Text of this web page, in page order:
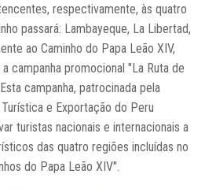
respectivamente, às quatro
passará: Lambayeque, La Libertad,
ao Caminho do Papa Leão XIV,
campanha promocional "La Ruta de
campanha, patrocinada pela
e Exportação do Peru
turistas nacionais e internacionais a
das quatro regiões incluídas no
do Papa Leão XIV".